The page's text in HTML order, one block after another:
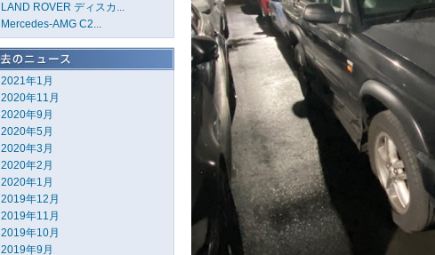
LAND ROVER ディスカ...
Mercedes-AMG C2...
2021年1月
2020年11月
2020年9月
2020年5月
2020年3月
2020年2月
2020年1月
2019年12月
2019年11月
2019年10月
2019年9月